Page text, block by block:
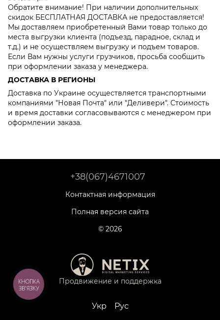
Обратите внимание! При наличии дополнительных
скидок БЕСПЛАТНАЯ ДОСТАВКА не предоставляется!
Мы доставляем приобретенный Вами товар только до
места выгрузки клиента (подъезд, парадное, склад и
т.д.) и не осуществляем выгрузку и подъем товаров.
Если Вам нужны услуги грузчиков, просьба сообщить
при оформлении заказа у менеджера.
ДОСТАВКА В РЕГИОНЫ
Доставка по Украине осуществляется транспортными
компаниями "Новая Почта" или "Деливери". Стоимость
и время доставки согласовываются с менеджером при
оформлении заказа.
+38(067)4671007
Контактная информация
Полная версия сайта
© 2026
Продвижение и поддержка
Укр Рус
КНОПКА
ЗВ'ЯЗКУ